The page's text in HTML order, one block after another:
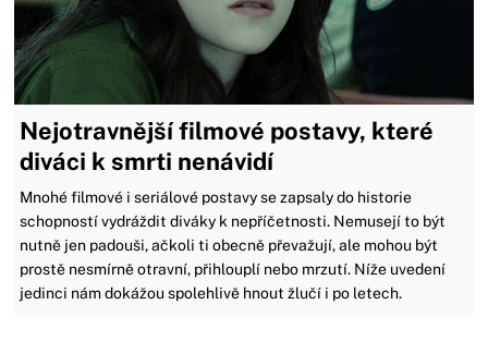
Nejotravnější filmové postavy, které
diváci k smrti nenávidí
Mnohé filmové i seriálové postavy se zapsaly do historie
schopností vydráždit diváky k nepříčetnosti. Nemusejí to být
nutně jen padouši, ačkoli ti obecně převažují, ale mohou být
prostě nesmírně otravní, přihlouplí nebo mrzutí. Níže uvedení
jedinci nám dokážou spolehlivě hnout žlučí i po letech.